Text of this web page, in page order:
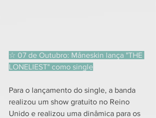
☆ 07 de Outubro: Måneskin lança "THE
LONELIEST" como single
Para o lançamento do single, a banda
realizou um show gratuito no Reino
Unido e realizou uma dinâmica para os